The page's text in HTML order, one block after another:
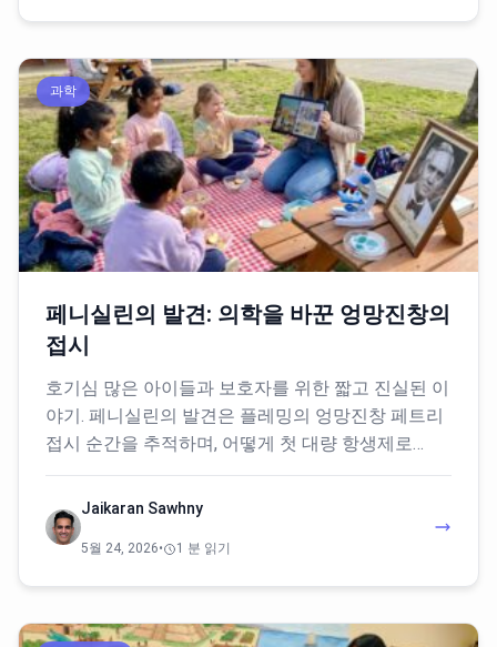
과학
페니실린의 발견: 의학을 바꾼 엉망진창의
접시
호기심 많은 아이들과 보호자를 위한 짧고 진실된 이
야기. 페니실린의 발견은 플레밍의 엉망진창 페트리
접시 순간을 추적하며, 어떻게 첫 대량 항생제로…
Jaikaran Sawhny
5월 24, 2026• 1 분 읽기